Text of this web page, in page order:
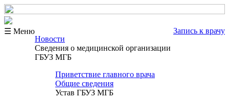
☰ Меню
Запись к врачу
Новости
Сведения о медицинской организации
ГБУЗ МГБ
Приветствие главного врача
Общие сведения
Устав ГБУЗ МГБ